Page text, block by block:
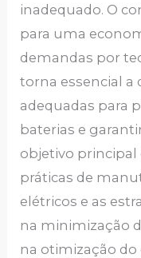
inadequado. O
para uma
demandas por
torna essencial a
adequadas para
baterias e
objetivo principal
práticas de
elétricos e as
na minimização
na otimização do